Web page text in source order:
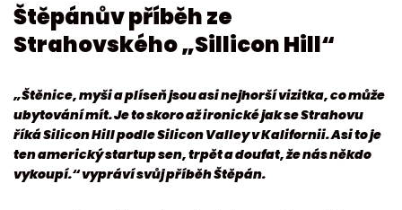
Štěpánův příběh ze
Strahovského „Sillicon Hill“
„Štěnice, myši a plíseň jsou asi nejhorší vizitka, co může
ubytování mít. Je to skoro až ironické jak se Strahovu
říká Silicon Hill podle Silicon Valley v Kalifornii. Asi to je
ten americký startup sen, trpět a doufat, že nás někdo
vykoupí.“ vypráví svůj příběh Štěpán.